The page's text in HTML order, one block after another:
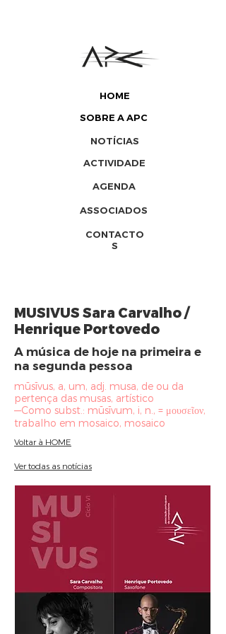
HOME
SOBRE A APC
ACTIVIDADE
NOTÍCIAS
AGENDA
ASSOCIADOS
CONTACTO
S
MUSIVUS Sara Carvalho /
Henrique Portovedo
A música de hoje na primeira e
na segunda pessoa
mūsīvus, a, um, adj. musa, de ou da
pertença das musas, artístico
—Como subst.: mūsīvum, i, n., = μουσεῖον,
trabalho em mosaico, mosaico
Voltar à HOME
Ver todas as notícias